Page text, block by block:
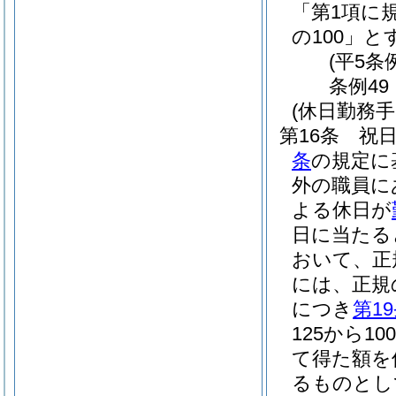
「第1項
の100」と
(平5条
条例49
(休日勤務
第16条
祝
条の規定
外の職員
よる休日が
日に当た
おいて、
には、正
につき 第
125から
て得た額
るものと